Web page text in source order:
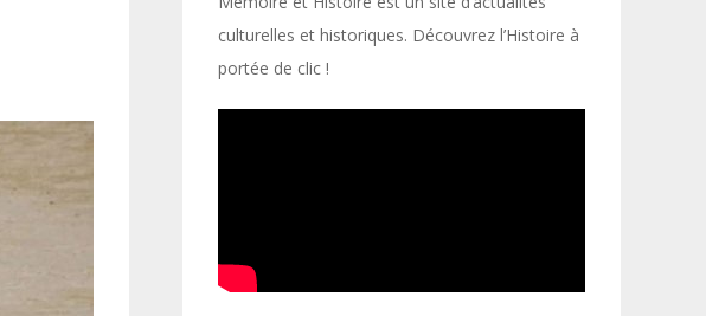
culturelles et historiques. Découvrez l’Histoire à
portée de clic !